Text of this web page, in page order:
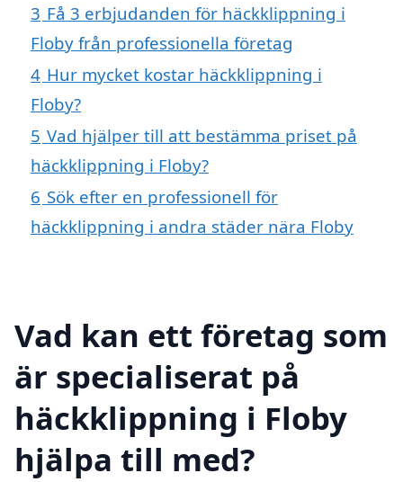
3 Få 3 erbjudanden för häckklippning i
Floby från professionella företag
4 Hur mycket kostar häckklippning i
Floby?
5 Vad hjälper till att bestämma priset på
häckklippning i Floby?
6 Sök efter en professionell för
häckklippning i andra städer nära Floby
Vad kan ett företag som
är specialiserat på
häckklippning i Floby
hjälpa till med?